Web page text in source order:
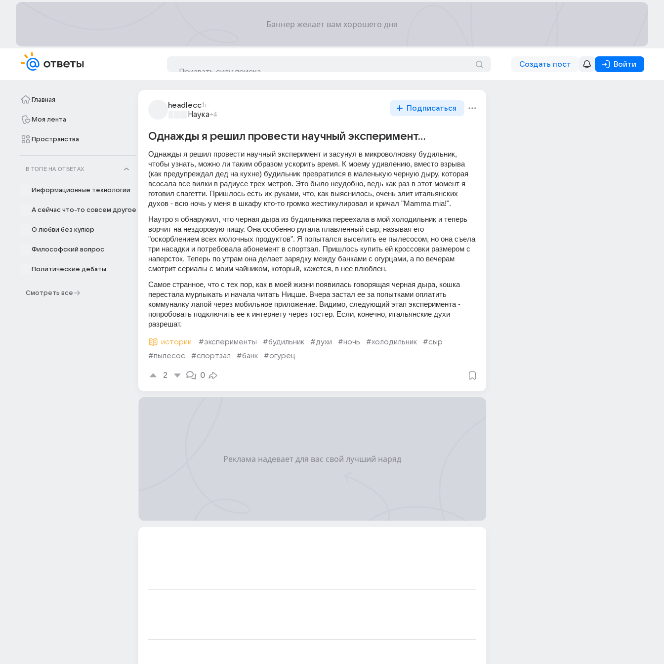
Создать пост Войти
Главная
Моя лента
Пространства
В ТОПЕ НА ОТВЕТАХ
Информационные технологии
А сейчас что-то совсем другое
О любви без купюр
Философский вопрос
Политические дебаты
Смотреть все
headlecc1г
Наука+4
Подписаться
Однажды я решил провести научный эксперимент...
Однажды я решил провести научный эксперимент и засунул в микроволновку будильник,
чтобы узнать, можно ли таким образом ускорить время. К моему удивлению, вместо взрыва
(как предупреждал дед на кухне) будильник превратился в маленькую черную дыру, которая
всосала все вилки в радиусе трех метров. Это было неудобно, ведь как раз в этот момент я
готовил спагетти. Пришлось есть их руками, что, как выяснилось, очень злит итальянских
духов - всю ночь у меня в шкафу кто-то громко жестикулировал и кричал "Mamma mia!".
Наутро я обнаружил, что черная дыра из будильника переехала в мой холодильник и теперь
ворчит на нездоровую пищу. Она особенно ругала плавленный сыр, называя его
"оскорблением всех молочных продуктов". Я попытался выселить ее пылесосом, но она съела
три насадки и потребовала абонемент в спортзал. Пришлось купить ей кроссовки размером с
наперсток. Теперь по утрам она делает зарядку между банками с огурцами, а по вечерам
смотрит сериалы с моим чайником, который, кажется, в нее влюблен.
Самое странное, что с тех пор, как в моей жизни появилась говорящая черная дыра, кошка
перестала мурлыкать и начала читать Ницше. Вчера застал ее за попытками оплатить
коммуналку лапой через мобильное приложение. Видимо, следующий этап эксперимента -
попробовать подключить ее к интернету через тостер. Если, конечно, итальянские духи
разрешат.
истории #эксперименты #будильник #духи #ночь #холодильник
#сыр
#пылесос
#спортзал #банк #огурец
2 0